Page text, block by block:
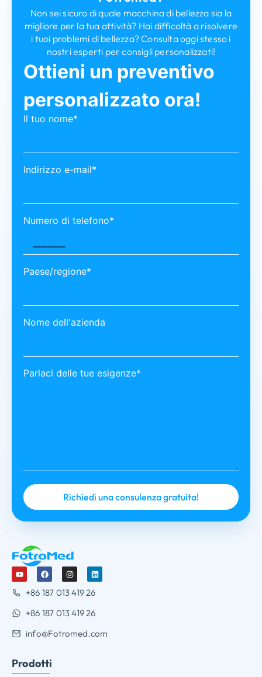
Non sei sicuro di quale macchina di bellezza sia la
migliore per la tua attività? Hai difficoltà a risolvere
i tuoi problemi di bellezza? Consulta oggi stesso i
nostri esperti per consigli personalizzati!
Ottieni un preventivo
personalizzato ora!
Il tuo nome*
Indirizzo e-mail*
Numero di telefono*
Paese/regione*
Nome dell'azienda
Parlaci delle tue esigenze*
+86 187 013 419 26
+86 187 013 419 26
info@Fotromed.com
Prodotti